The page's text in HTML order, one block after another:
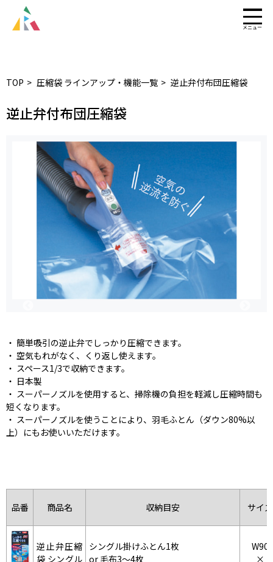
TOP 圧縮袋 ラインアップ・機能一覧 逆止弁付布団圧縮袋
逆止弁付布団圧縮袋
・ 簡単吸引の逆止弁でしっかり圧縮できます。
・ 空気もれがなく、くり返し使えます。
・ スペース1/3で収納できます。
・ 日本製
・ スーパーノズルを使用すると、掃除機の負担を軽減し圧縮時間も
短くなります。
・ スーパーノズルを使うことにより、羽毛ふとん（ダウン80%以
上）にもお使いいただけます。
品番 商品名 収納目安 サイズ
逆止弁圧縮
袋 シングル
シングル掛けふとん1枚
or 毛布3～4枚
W90
×